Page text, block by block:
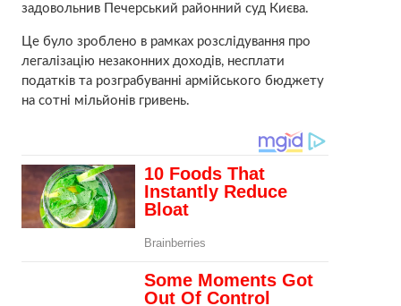
задовольнив Печерський районний суд Києва.
Це було зроблено в рамках розслідування про
легалізацію незаконних доходів, несплати
податків та розграбуванні армійського бюджету
на сотні мільйонів гривень.